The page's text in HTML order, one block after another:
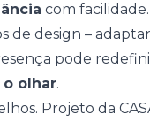
com
de design –
pode
olhar.